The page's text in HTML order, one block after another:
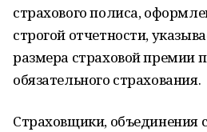
страхового полиса,
строгой отчетности,
размера страховой премии
обязательного страхования.
Страховщики, объединения